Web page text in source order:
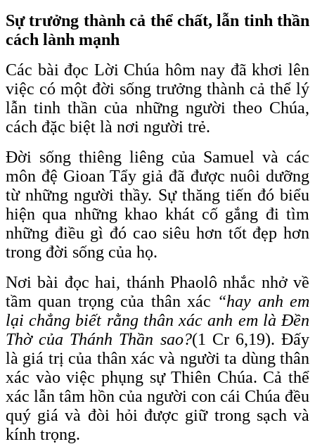
Sự trưởng thành cả thể chất, lẫn tinh thần
cách lành mạnh
Các bài đọc Lời Chúa hôm nay đã khơi lên
việc có một đời sống trưởng thành cả thể lý
lẫn tinh thần của những người theo Chúa,
cách đặc biệt là nơi người trẻ.
Đời sống thiêng liêng của Samuel và các
môn đệ Gioan Tẩy giả đã được nuôi dưỡng
từ những người thầy. Sự thăng tiến đó biểu
hiện qua những khao khát cố gắng đi tìm
những điều gì đó cao siêu hơn tốt đẹp hơn
trong đời sống của họ.
Nơi bài đọc hai, thánh Phaolô nhắc nhở về
tầm quan trọng của thân xác “hay anh em
lại chẳng biết rằng thân xác anh em là Đền
Thờ của Thánh Thần sao?(1 Cr 6,19). Đấy
là giá trị của thân xác và người ta dùng thân
xác vào việc phụng sự Thiên Chúa. Cả thể
xác lẫn tâm hồn của người con cái Chúa đều
quý giá và đòi hỏi được giữ trong sạch và
kính trọng.